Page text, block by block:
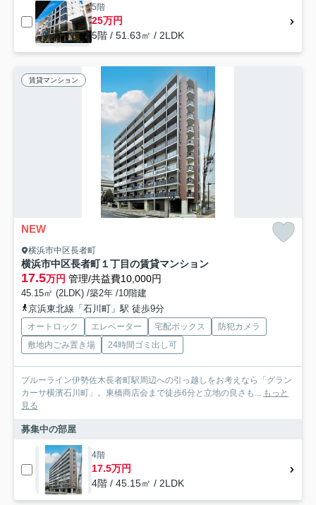
5階
25万円
5階 / 51.63㎡ / 2LDK
賃貸マンション
NEW
横浜市中区長者町
横浜市中区長者町１丁目の賃貸マンション
17.5万円 管理/共益費10,000円
45.15㎡ (2LDK) /築2年 /10階建
京浜東北線「石川町」駅 徒歩9分
オートロック エレベーター 宅配ボックス
防犯カメラ
敷地内ごみ置き場
24時間ゴミ出し可
ブルーライン伊勢佐木長者町駅周辺への引っ越しをお考えなら「グラン
カーサ横濱石川町」。東橋商店会まで徒歩6分と立地の良さも... もっと
見る
募集中の部屋
4階
17.5万円
4階 / 45.15㎡ / 2LDK